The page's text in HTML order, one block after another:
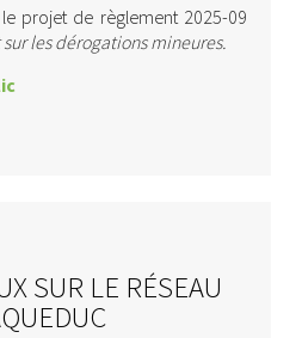
projet de règlement 2025-09
les dérogations mineures.
SUR LE RÉSEAU